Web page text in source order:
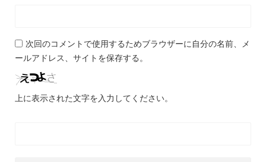
次回のコメントで使用するためブラウザーに自分の名前、メ
ールアドレス、サイトを保存する。
上に表示された文字を入力してください。